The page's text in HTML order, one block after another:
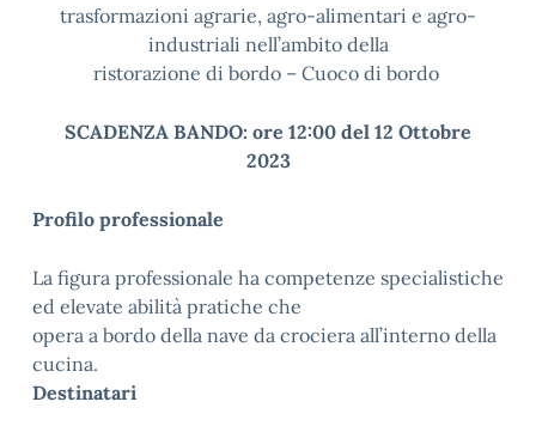
trasformazioni agrarie, agro-alimentari e agro-
industriali nell’ambito della
ristorazione di bordo – Cuoco di bordo
SCADENZA BANDO: ore 12:00 del 12 Ottobre
2023
Profilo professionale
La figura professionale ha competenze specialistiche
ed elevate abilità pratiche che
opera a bordo della nave da crociera all’interno della
cucina.
Destinatari